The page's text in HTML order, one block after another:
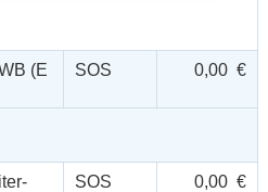
(E
SOS 0,00 €
SOS 0,00 €